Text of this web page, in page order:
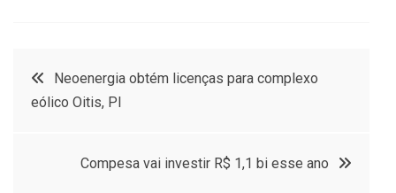
Navegação
Neoenergia obtém licenças para complexo
eólico Oitis, PI
Compesa vai investir R$ 1,1 bi esse ano